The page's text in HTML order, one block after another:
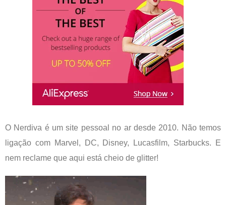
O Nerdiva é um site pessoal no ar desde 2010. Não temos
ligação com Marvel, DC, Disney, Lucasfilm, Starbucks. E
nem reclame que aqui está cheio de glitter!